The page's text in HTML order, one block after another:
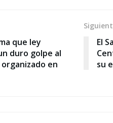
que ley
duro golpe al
en
El
su